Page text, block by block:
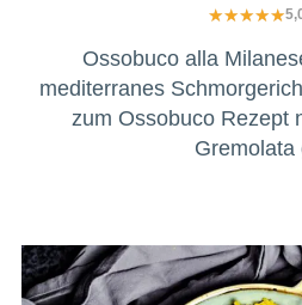
Ossobuco alla
mediterranes
zum Ossobuco Rezept
Gremolata